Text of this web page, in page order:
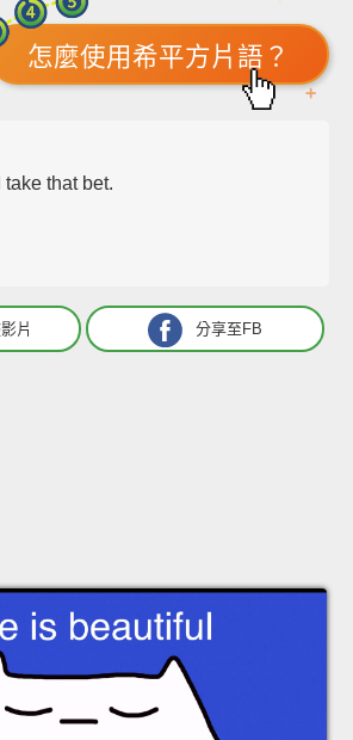
怎麼使用希平方片語？
take that bet.
片 分享至FB